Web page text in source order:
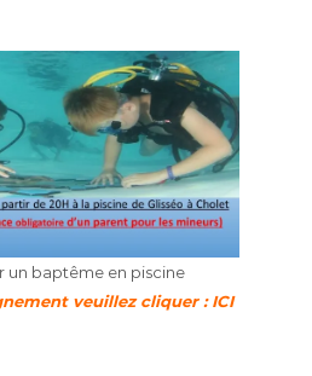
un baptême en piscine
veuillez cliquer : ICI